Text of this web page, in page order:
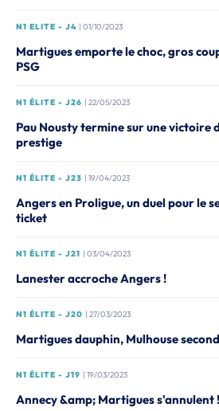
N1 ELITE - J4 | 01/10/2023
Martigues emporte le choc, gros
PSG
N1 ÉLITE - J26 | 22/05/2023
Pau Nousty termine sur une victoire
prestige
N1 ÉLITE - J23 | 19/04/2023
Angers en Proligue, un duel pour le
ticket
N1 ÉLITE - J21 | 03/04/2023
Lanester accroche Angers !
N1 ÉLITE - J20 | 27/03/2023
Martigues dauphin, Mulhouse
N1 ÉLITE - J19 | 19/03/2023
Annecy &amp; Martigues s'annulent !